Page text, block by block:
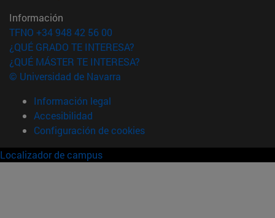
Información
TFNO +34 948 42 56 00
¿QUÉ GRADO TE INTERESA?
¿QUÉ MÁSTER TE INTERESA?
© Universidad de Navarra
Información legal
Accesibilidad
Configuración de cookies
Localizador de campus